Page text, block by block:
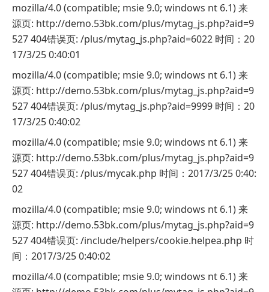
mozilla/4.0 (compatible; msie 9.0; windows nt 6.1) 来
源页: http://demo.53bk.com/plus/mytag_js.php?aid=9
527 404错误页: /plus/mytag_js.php?aid=6022 时间：20
17/3/25 0:40:01
mozilla/4.0 (compatible; msie 9.0; windows nt 6.1) 来
源页: http://demo.53bk.com/plus/mytag_js.php?aid=9
527 404错误页: /plus/mytag_js.php?aid=9999 时间：20
17/3/25 0:40:02
mozilla/4.0 (compatible; msie 9.0; windows nt 6.1) 来
源页: http://demo.53bk.com/plus/mytag_js.php?aid=9
527 404错误页: /plus/mycak.php 时间：2017/3/25 0:40:
02
mozilla/4.0 (compatible; msie 9.0; windows nt 6.1) 来
源页: http://demo.53bk.com/plus/mytag_js.php?aid=9
527 404错误页: /include/helpers/cookie.helpea.php 时
间：2017/3/25 0:40:02
mozilla/4.0 (compatible; msie 9.0; windows nt 6.1) 来